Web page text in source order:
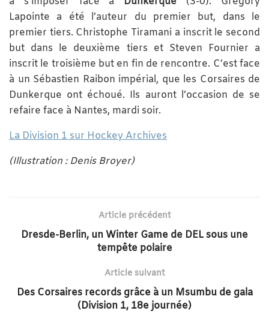
Lapointe a été l’auteur du premier but, dans le
premier tiers. Christophe Tiramani a inscrit le second
but dans le deuxième tiers et Steven Fournier a
inscrit le troisième but en fin de rencontre. C’est face
à un Sébastien Raibon impérial, que les Corsaires de
Dunkerque ont échoué. Ils auront l’occasion de se
refaire face à Nantes, mardi soir.
La Division 1 sur Hockey Archives
(Illustration : Denis Broyer)
Article précédent
Dresde-Berlin, un Winter Game de DEL sous une
tempête polaire
Article suivant
Des Corsaires records grâce à un Msumbu de gala
(Division 1, 18e journée)